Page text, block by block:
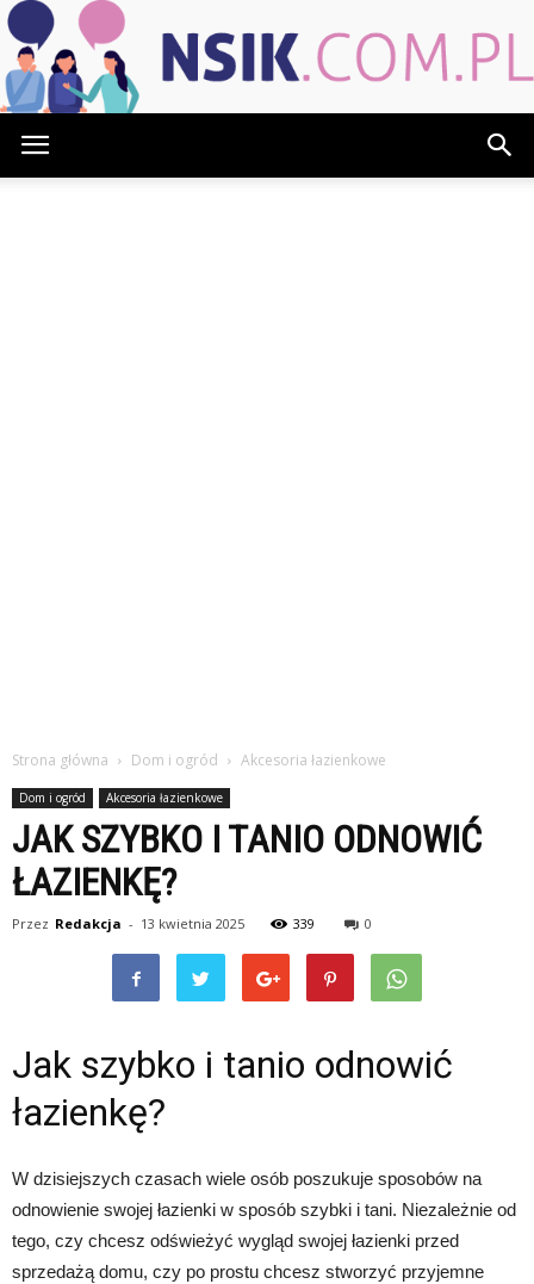
Strona główna Dom i ogród Akcesoria łazienkowe
Dom i ogród Akcesoria łazienkowe
JAK SZYBKO I TANIO ODNOWIĆ
ŁAZIENKĘ?
Przez Redakcja - 13 kwietnia 2025 339 0
Jak szybko i tanio odnowić
łazienkę?
W dzisiejszych czasach wiele osób poszukuje sposobów na
odnowienie swojej łazienki w sposób szybki i tani. Niezależnie od
tego, czy chcesz odświeżyć wygląd swojej łazienki przed
sprzedażą domu, czy po prostu chcesz stworzyć przyjemne